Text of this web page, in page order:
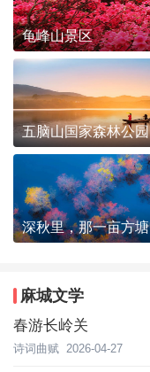
龟峰山景区
五脑山国家森林公园
深秋里，那一亩方塘
麻城文学
春游长岭关
诗词曲赋 2026-04-27